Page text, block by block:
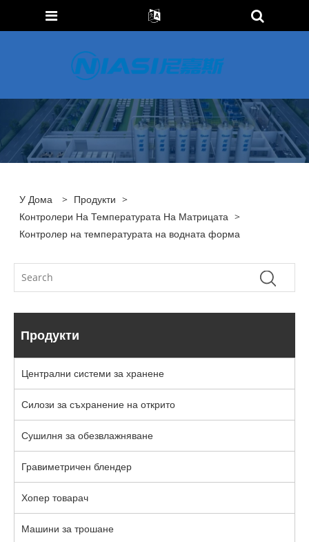
У Дома > Продукти >
Контролери На Температурата На Матрицата >
Контролер на температурата на водната форма
Продукти
Централни системи за хранене
Силози за съхранение на открито
Сушилня за обезвлажняване
Гравиметричен блендер
Хопер товарач
Машини за трошане